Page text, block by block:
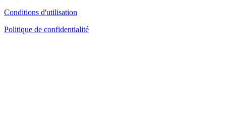
Conditions d'utilisation
Politique de confidentialité